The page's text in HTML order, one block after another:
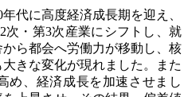
年代に高度経済成長期を迎え、
2次・第3次産業にシフトし、就
ら都会へ労働力が移動し、核
きな変化が現れました。また
め、経済成長を加速させまし